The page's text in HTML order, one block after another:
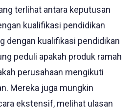
terlihat antara keputusan
kualifikasi pendidikan
dengan kualifikasi pendidikan
peduli apakah produk ramah
perusahaan mengikuti
Mereka juga mungkin
ekstensif, melihat ulasan